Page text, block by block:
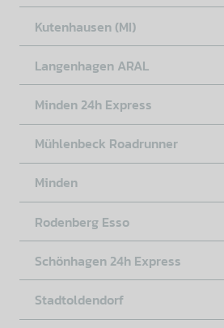
Kutenhausen (MI)
Langenhagen ARAL
Minden 24h Express
Mühlenbeck Roadrunner
Minden
Rodenberg Esso
Schönhagen 24h Express
Stadtoldendorf